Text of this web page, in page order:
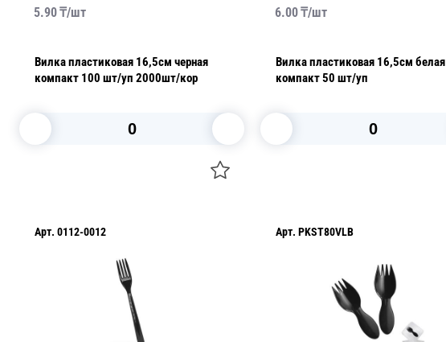
5.90₸/шт
Вилка пластиковая 16,5см черная
компакт 100 шт/уп 2000шт/кор
6.00₸/шт
Вилка пластиковая 16,5см белая
компакт 50 шт/уп
Арт. 0112-0012 Арт.PKST80VLB